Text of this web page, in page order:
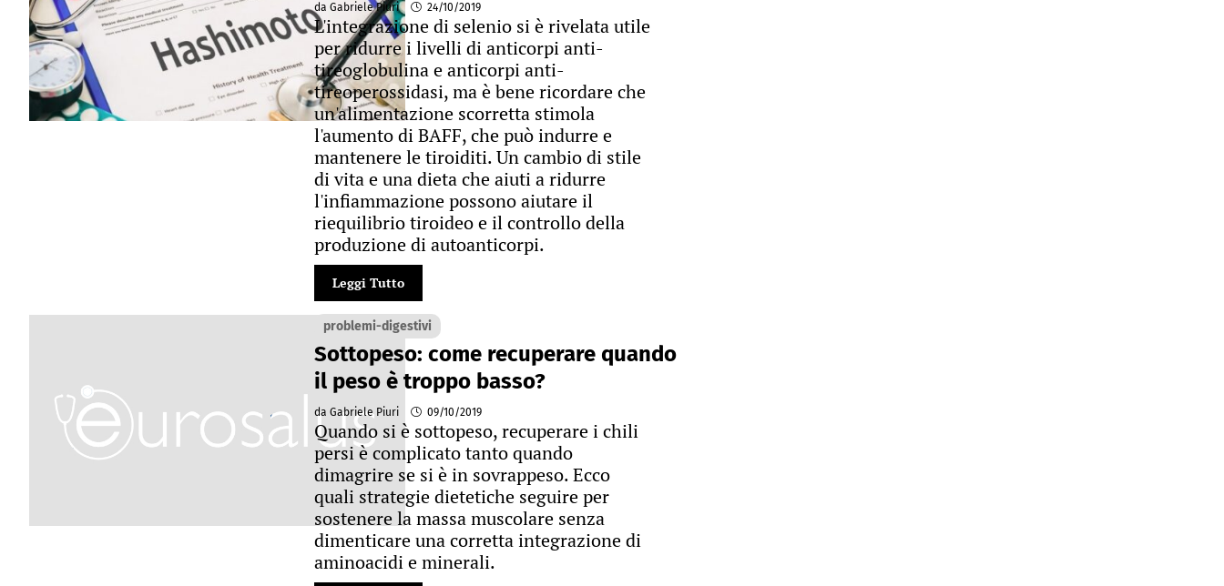
da Gabriele Piuri 24/10/2019
L'integrazione di selenio si è rivelata utile
per ridurre i livelli di anticorpi anti-
tireoglobulina e anticorpi anti-
tireoperossidasi, ma è bene ricordare che
un'alimentazione scorretta stimola
l'aumento di BAFF, che può indurre e
mantenere le tiroiditi. Un cambio di stile
di vita e una dieta che aiuti a ridurre
l'infiammazione possono aiutare il
riequilibrio tiroideo e il controllo della
produzione di autoanticorpi.
Leggi Tutto
problemi-digestivi
Sottopeso: come recuperare quando
il peso è troppo basso?
da Gabriele Piuri 09/10/2019
Quando si è sottopeso, recuperare i chili
persi è complicato tanto quando
dimagrire se si è in sovrappeso. Ecco
quali strategie dietetiche seguire per
sostenere la massa muscolare senza
dimenticare una corretta integrazione di
aminoacidi e minerali.